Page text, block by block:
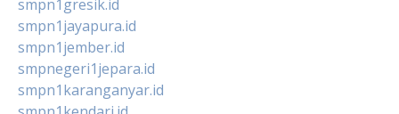
smpn1gresik.id
smpn1jayapura.id
smpn1jember.id
smpnegeri1jepara.id
smpn1karanganyar.id